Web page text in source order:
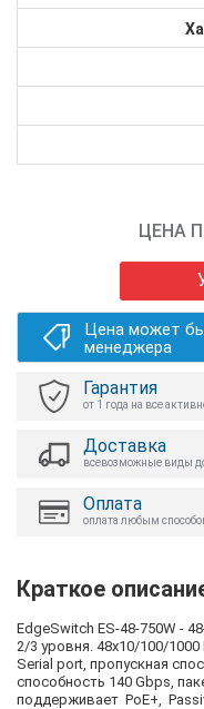
ЦЕНА
Цена может
менеджера
Гарантия
от 1 года на все
Доставка
всевозможные виды
Оплата
оплата любым
Краткое
EdgeSwitch ES-48-750W -
2/3 уровня. 48x10/100/1000
Serial port, пропускная
способность 140 Gbps,
поддерживает PoE+,